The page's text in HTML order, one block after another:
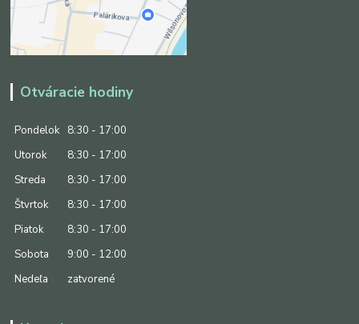
Otváracie hodiny
Pondelok
8:30 - 17:00
Utorok
8:30 - 17:00
Streda
8:30 - 17:00
Štvrtok
8:30 - 17:00
Piatok
8:30 - 17:00
Sobota
9:00 - 12:00
Nedeľa
zatvorené